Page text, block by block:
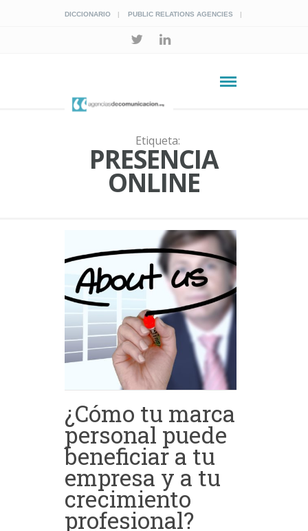
DICCIONARIO PUBLIC RELATIONS AGENCIES
Etiqueta:
PRESENCIA
ONLINE
¿Cómo tu marca
personal puede
beneficiar a tu
empresa y a tu
crecimiento
profesional?